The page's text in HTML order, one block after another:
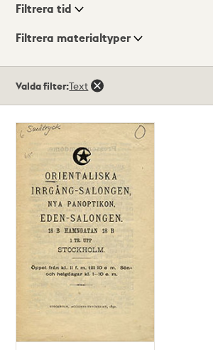
Visningsläge
Filtrera tid
Filtrera materialtyper
träffar
Valda filter:Text